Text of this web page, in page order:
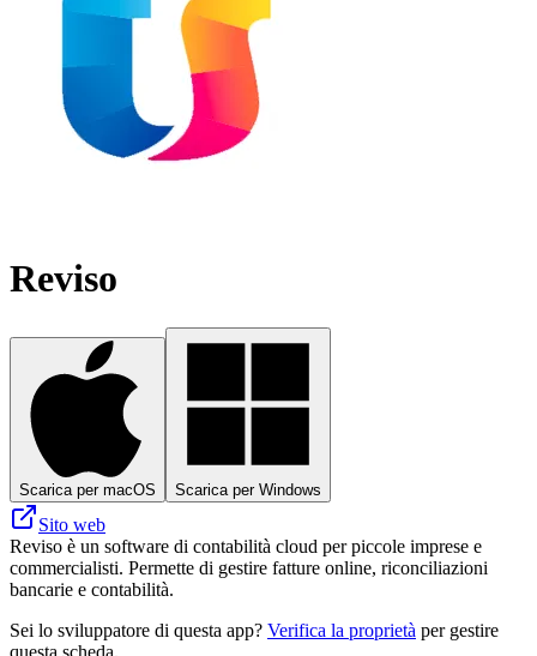
Reviso
Scarica per macOS Scarica per Windows
Sito web
Reviso è un software di contabilità cloud per piccole imprese e
commercialisti. Permette di gestire fatture online, riconciliazioni
bancarie e contabilità.
Sei lo sviluppatore di questa app? Verifica la proprietà per gestire
questa scheda.